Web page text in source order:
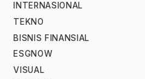
INTERNASIONAL
TEKNO
BISNIS FINANSIAL
ESGNOW
VISUAL